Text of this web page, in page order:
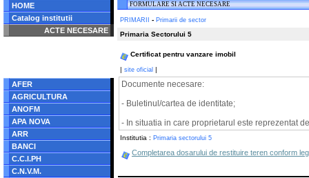
HOME
Catalog institutii
ACTE NECESARE
/home/eformulare.ro/public_html/navigare/stanga.php
AFER
AGRICULTURA
ANOFM
APA NOVA
ARR
BANCI
C.C.I.PH
C.N.V.M.
FORMULARE SI ACTE NECESARE
PRIMARII - Primarii de sector
Primaria Sectorului 5
Certificat pentru vanzare imobil
| site oficial |
Documente necesare:
- Buletinul/cartea de identitate;
- In situatia in care proprietarul este reprezentat
Institutia : Primaria sectorului 5
Completarea dosarului de restituire teren conform